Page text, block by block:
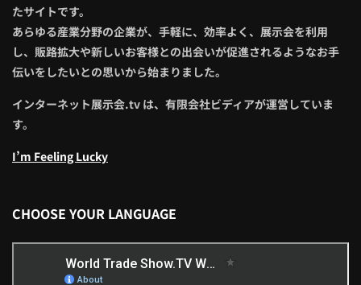
たサイトです。
あらゆる産業分野の企業が、手軽に、効率よく、展示会を利用
し、販路拡大や新しいお客様との出会いが促進されるようなお手
伝いをしたいとの思いから始まりました。
インターネット展示会.tv は、有限会社ビディアが運営していま
す。
I’m Feeling Lucky
CHOOSE YOUR LANGUAGE